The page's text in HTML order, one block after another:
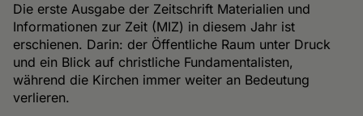
Die erste Ausgabe der Zeitschrift Materialien und
Informationen zur Zeit (MIZ) in diesem Jahr ist
erschienen. Darin: der Öffentliche Raum unter Druck
und ein Blick auf christliche Fundamentalisten,
während die Kirchen immer weiter an Bedeutung
verlieren.